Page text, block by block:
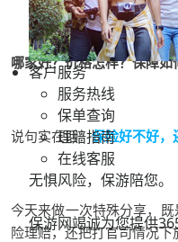
客户服务
服务热线
保单查询
理赔指南
在线客服
无惧风险，保游陪您。
保游网竭诚为您提供
哪家好？价格怎样？保障如
说句实在话：保险好不好，
今天来做一次特殊分享，
险理赔，还把打官司情况下